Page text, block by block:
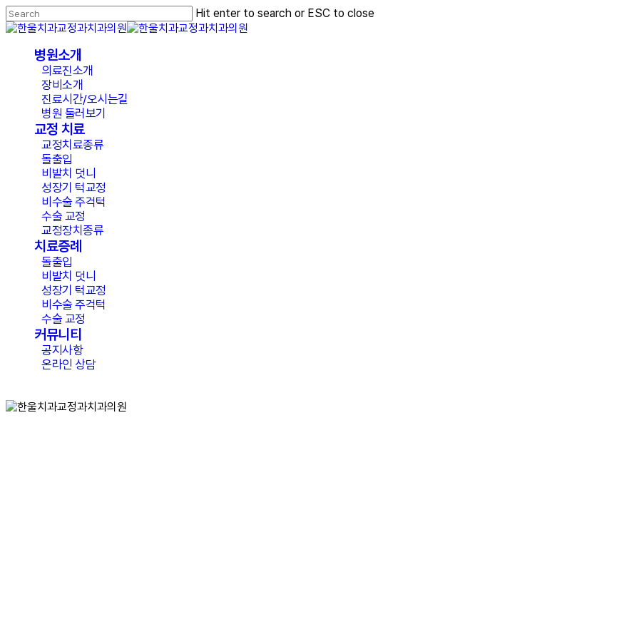
Skip
to
content
Hit enter to search or ESC to close
Close
병원소개
의료진소개
장비소개
진료시간/오시는길
병원 둘러보기
교정 치료
교정치료종류
돌출입
비발치 덧니
성장기 턱교정
비수술 주걱턱
수술 교정
교정장치종류
치료증례
돌출입
비발치 덧니
성장기 턱교정
비수술 주걱턱
수술 교정
커뮤니티
공지사항
온라인 상담